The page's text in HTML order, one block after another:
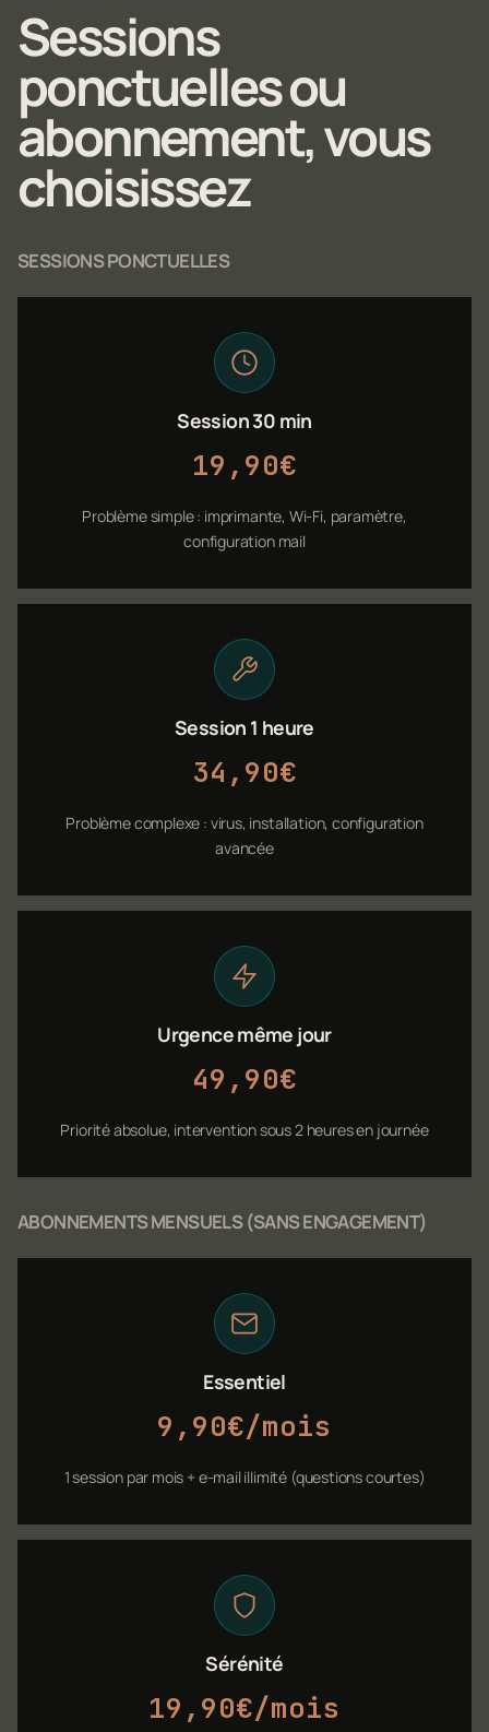
Sessions
ponctuelles ou
abonnement, vous
choisissez
SESSIONS PONCTUELLES
Session 30 min
19,90€
Problème simple : imprimante, Wi-Fi, paramètre,
configuration mail
Session 1 heure
34,90€
Problème complexe : virus, installation, configuration
avancée
Urgence même jour
49,90€
Priorité absolue, intervention sous 2 heures en journée
ABONNEMENTS MENSUELS (SANS ENGAGEMENT)
Essentiel
9,90€/mois
1 session par mois + e-mail illimité (questions courtes)
Sérénité
19,90€/mois